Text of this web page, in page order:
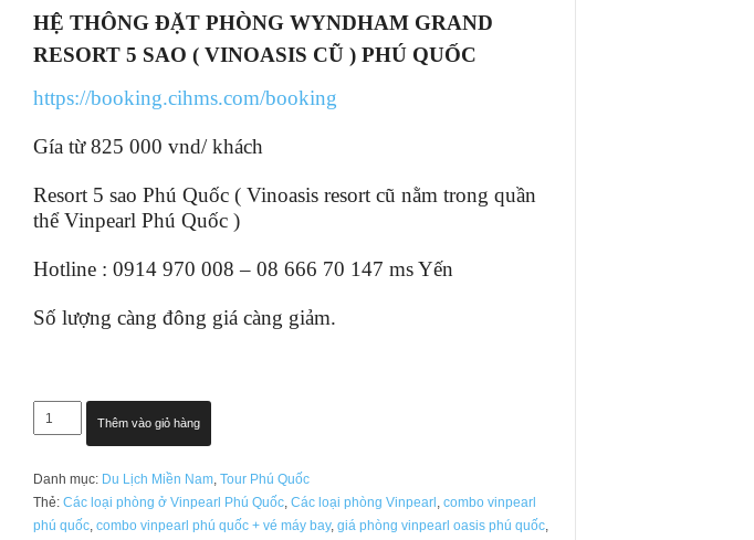
HỆ THÔNG ĐẶT PHÒNG WYNDHAM GRAND
RESORT 5 SAO ( VINOASIS CŨ ) PHÚ QUỐC
https://booking.cihms.com/booking
Gía từ 825 000 vnd/ khách
Resort 5 sao Phú Quốc ( Vinoasis resort cũ nằm trong quần
thể Vinpearl Phú Quốc )
Hotline : 0914 970 008 – 08 666 70 147 ms Yến
Số lượng càng đông giá càng giảm.
WYNDHAM
GRAND
QUỐC
GIÁ
PHÒNG
Thêm vào giỏ hàng
Danh mục: Du Lịch Miền Nam,Tour Phú Quốc
Thẻ:Các loại phòng ở Vinpearl Phú Quốc,Các loại phòng Vinpearl ,combo vinpearl
phú quốc,combo vinpearl phú quốc + vé máy bay,giá phòng vinpearl oasis phú quốc,